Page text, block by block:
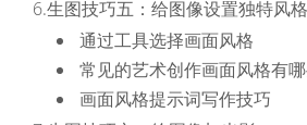
6.生图技巧五：给图像设置独特风格
通过工具选择画面风格
常见的艺术创作画面风格有
画面风格提示词写作技巧